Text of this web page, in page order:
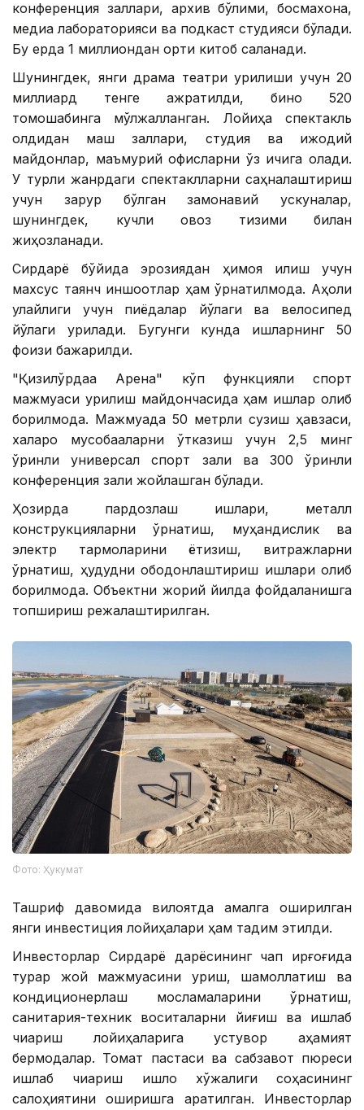
конференция заллари, архив бўлими, босмахона,
медиа лабораторияси ва подкаст студияси бўлади.
Бу ерда 1 миллиондан ортиқ китоб сақланади.
Шунингдек, янги драма театри қурилиши учун 20
миллиард тенге ажратилди, бино 520
томошабинга мўлжалланган. Лойиҳа спектакль
олдидан машқ заллари, студия ва ижодий
майдонлар, маъмурий офисларни ўз ичига олади.
У турли жанрдаги спектаклларни саҳналаштириш
учун зарур бўлган замонавий ускуналар,
шунингдек, кучли овоз тизими билан
жиҳозланади.
Сирдарё бўйида эрозиядан ҳимоя қилиш учун
махсус таянч иншоотлар ҳам ўрнатилмоқда. Аҳоли
қулайлиги учун пиёдалар йўлаги ва велосипед
йўлаги қурилади. Бугунги кунда ишларнинг 50
фоизи бажарилди.
"Қизилўрдаа Арена" кўп функцияли спорт
мажмуаси қурилиш майдончасида ҳам ишлар олиб
борилмоқда. Мажмуада 50 метрли сузиш ҳавзаси,
халқаро мусобақаларни ўтказиш учун 2,5 минг
ўринли универсал спорт зали ва 300 ўринли
конференция зали жойлашган бўлади.
Ҳозирда пардозлаш ишлари, металл
конструкцияларни ўрнатиш, муҳандислик ва
электр тармоқларини ётқизиш, витражларни
ўрнатиш, ҳудудни ободонлаштириш ишлари олиб
борилмоқда. Объектни жорий йилда фойдаланишга
топшириш режалаштирилган.
Фото: Ҳукумат
Ташриф давомида вилоятда амалга оширилган
янги инвестиция лойиҳалари ҳам тақдим этилди.
Инвесторлар Сирдарё дарёсининг чап қирғоғида
турар жой мажмуасини қуриш, шамоллатиш ва
кондиционерлаш мосламаларини ўрнатиш,
санитария-техник воситаларни йиғиш ва ишлаб
чиқариш лойиҳаларига устувор аҳамият
бермоқдалар. Томат пастаси ва сабзавот пюреси
ишлаб чиқариш қишлоқ хўжалиги соҳасининг
салоҳиятини оширишга қаратилган. Инвесторлар